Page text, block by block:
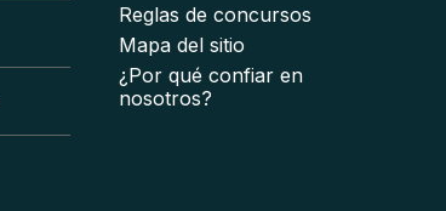
Reglas de concursos
Mapa del sitio
¿Por qué confiar en
nosotros?